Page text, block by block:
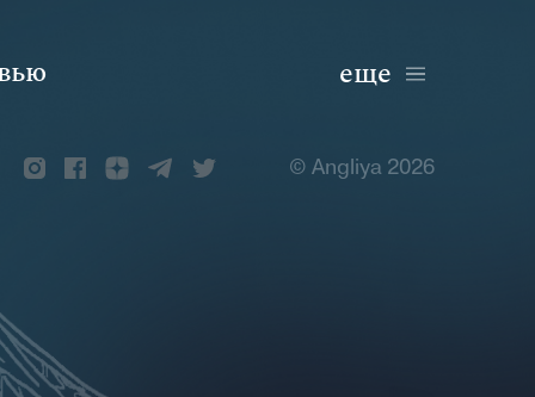
еще
© Angliya 2026